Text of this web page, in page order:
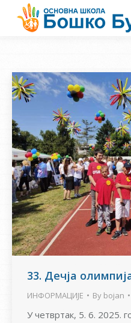
33. Дечја
ИНФОРМАЦИЈЕ By bojan
У четвртак, 5. 6. 2025.